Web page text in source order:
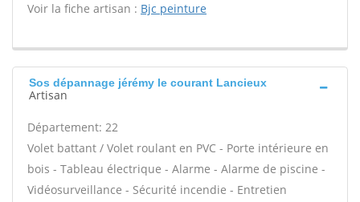
Voir la fiche artisan : Bjc peinture
Sos dépannage jérémy le courant Lancieux
Artisan
Département: 22
Volet battant / Volet roulant en PVC - Porte intérieure en
bois - Tableau électrique - Alarme - Alarme de piscine -
Vidéosurveillance - Sécurité incendie - Entretien